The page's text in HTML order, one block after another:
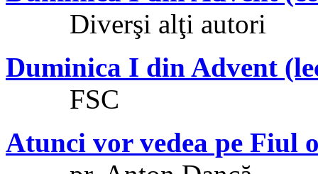
Diverşi alţi autori
Duminica I din Advent
FSC
Atunci vor vedea pe Fiul